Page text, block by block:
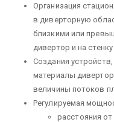
Организация
в диверторную
близкими или
дивертор и на
Создания
материалы
величины потоков
Регулируемая
расстояния